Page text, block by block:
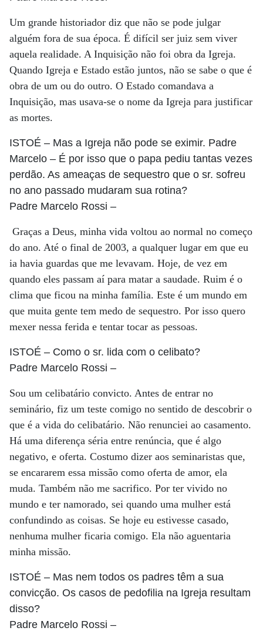
Um grande historiador diz que não se pode julgar
alguém fora de sua época. É difícil ser juiz sem viver
aquela realidade. A Inquisição não foi obra da Igreja.
Quando Igreja e Estado estão juntos, não se sabe o que é
obra de um ou do outro. O Estado comandava a
Inquisição, mas usava-se o nome da Igreja para justificar
as mortes.
ISTOÉ – Mas a Igreja não pode se eximir. Padre
Marcelo – É por isso que o papa pediu tantas vezes
perdão. As ameaças de sequestro que o sr. sofreu
no ano passado mudaram sua rotina?
Padre Marcelo Rossi –
Graças a Deus, minha vida voltou ao normal no começo
do ano. Até o final de 2003, a qualquer lugar em que eu
ia havia guardas que me levavam. Hoje, de vez em
quando eles passam aí para matar a saudade. Ruim é o
clima que ficou na minha família. Este é um mundo em
que muita gente tem medo de sequestro. Por isso quero
mexer nessa ferida e tentar tocar as pessoas.
ISTOÉ – Como o sr. lida com o celibato?
Padre Marcelo Rossi –
Sou um celibatário convicto. Antes de entrar no
seminário, fiz um teste comigo no sentido de descobrir o
que é a vida do celibatário. Não renunciei ao casamento.
Há uma diferença séria entre renúncia, que é algo
negativo, e oferta. Costumo dizer aos seminaristas que,
se encararem essa missão como oferta de amor, ela
muda. Também não me sacrifico. Por ter vivido no
mundo e ter namorado, sei quando uma mulher está
confundindo as coisas. Se hoje eu estivesse casado,
nenhuma mulher ficaria comigo. Ela não aguentaria
minha missão.
ISTOÉ – Mas nem todos os padres têm a sua
convicção. Os casos de pedofilia na Igreja resultam
disso?
Padre Marcelo Rossi –